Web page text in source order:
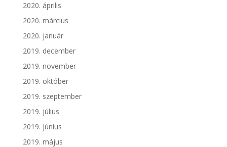
2020. április
2020. március
2020. január
2019. december
2019. november
2019. október
2019. szeptember
2019. július
2019. június
2019. május